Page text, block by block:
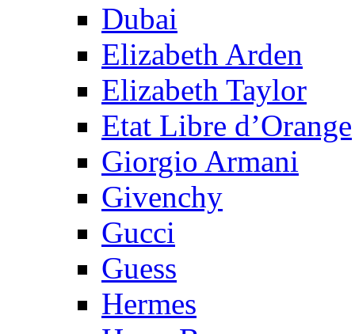
Dubai
Elizabeth Arden
Elizabeth Taylor
Etat Libre d’Orange
Giorgio Armani
Givenchy
Gucci
Guess
Hermes